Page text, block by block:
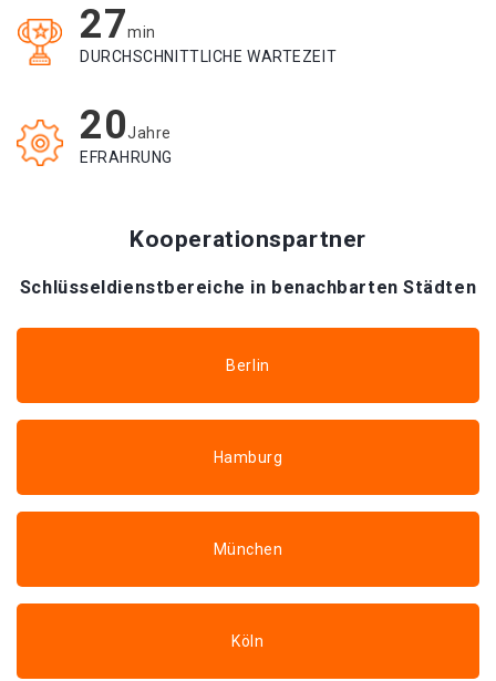
27min
DURCHSCHNITTLICHE WARTEZEIT
20Jahre
EFRAHRUNG
Kooperationspartner
Schlüsseldienstbereiche in benachbarten Städten
Berlin
Hamburg
München
Köln